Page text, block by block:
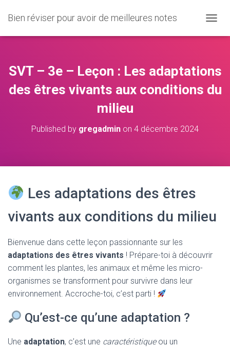
Bien réviser pour avoir de meilleures notes
U
R
/
F
A
SVT – 3e – Leçon : Les adaptations
des êtres vivants aux conditions du
milieu
Published by gregadmin on 4 décembre 2024
Les adaptations des êtres
vivants aux conditions du milieu
Bienvenue dans cette leçon passionnante sur les
adaptations des êtres vivants ! Prépare-toi à découvrir
comment les plantes, les animaux et même les micro-
organismes se transforment pour survivre dans leur
environnement. Accroche-toi, c’est parti !
Qu’est-ce qu’une adaptation ?
Une adaptation, c’est une caractéristiqueou un